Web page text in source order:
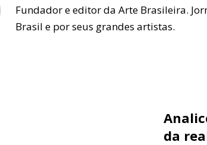
Fundador e editor da Arte Brasileira.
Brasil e por seus grandes artistas.
da